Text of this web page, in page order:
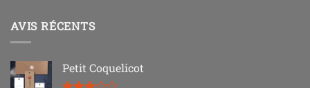
AVIS RÉCENTS
Petit Coquelicot